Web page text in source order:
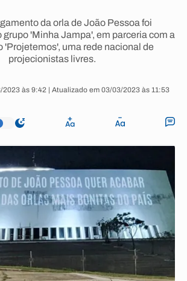
da orla de João Pessoa foi
'Minha Jampa', em parceria com a
'Projetemos', uma rede nacional de
projecionistas livres.
2023 às 9:42 | Atualizado em 03/03/2023 às 11:53